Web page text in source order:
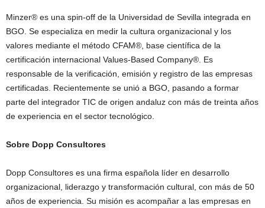
Minzer® es una spin-off de la Universidad de Sevilla integrada en
BGO. Se especializa en medir la cultura organizacional y los
valores mediante el método CFAM®, base científica de la
certificación internacional Values-Based Company®. Es
responsable de la verificación, emisión y registro de las empresas
certificadas. Recientemente se unió a BGO, pasando a formar
parte del integrador TIC de origen andaluz con más de treinta años
de experiencia en el sector tecnológico.
Sobre Dopp Consultores
Dopp Consultores es una firma española líder en desarrollo
organizacional, liderazgo y transformación cultural, con más de 50
años de experiencia. Su misión es acompañar a las empresas en